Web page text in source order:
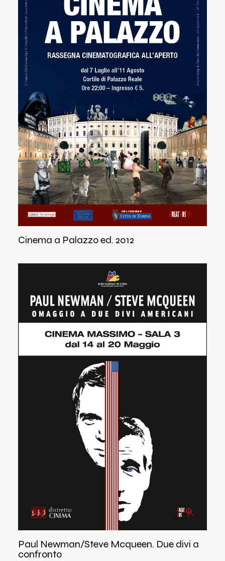
Cinema a Palazzo ed. 2012
Paul Newman/Steve Mcqueen. Due divi a
confronto